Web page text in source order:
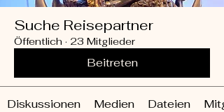
Suche Reisepartner
Öffentlich · 23 Mitglieder
Beitreten
Diskussionen Medien Dateien